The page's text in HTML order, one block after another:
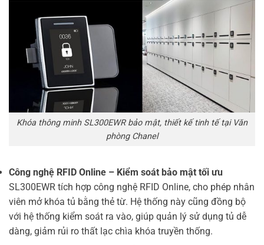
Khóa thông minh SL300EWR bảo mật, thiết kế tinh tế tại Văn
phòng Chanel
Công nghệ RFID Online – Kiểm soát bảo mật tối ưu
SL300EWR tích hợp công nghệ RFID Online, cho phép nhân
viên mở khóa tủ bằng thẻ từ. Hệ thống này cũng đồng bộ
với hệ thống kiểm soát ra vào, giúp quản lý sử dụng tủ dễ
dàng, giảm rủi ro thất lạc chìa khóa truyền thống.